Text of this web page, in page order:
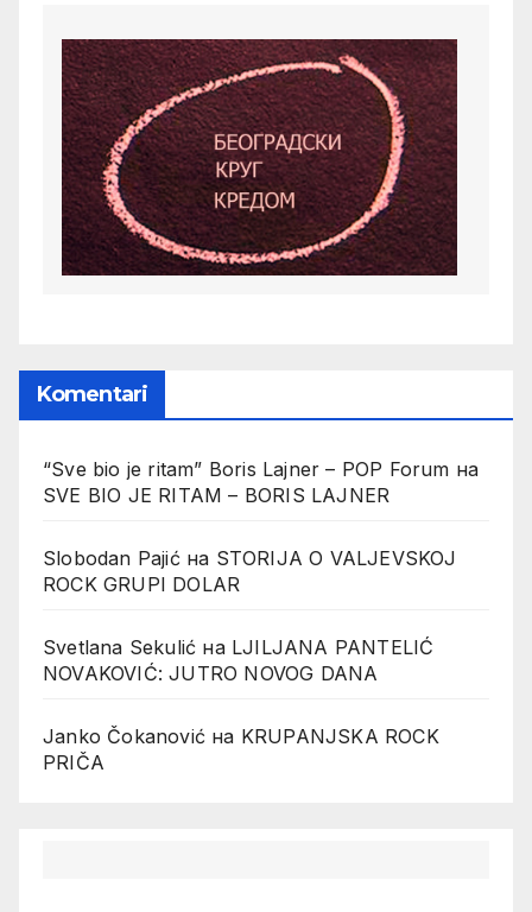
Komentari
“Sve bio je ritam” Boris Lajner – POP Forum на
SVE BIO JE RITAM – BORIS LAJNER
Slobodan Pajićна STORIJA O VALJEVSKOJ
ROCK GRUPI DOLAR
Svetlana Sekulić на LJILJANA PANTELIĆ
NOVAKOVIĆ: JUTRO NOVOG DANA
Janko Čokanović на KRUPANJSKA ROCK
PRIČA